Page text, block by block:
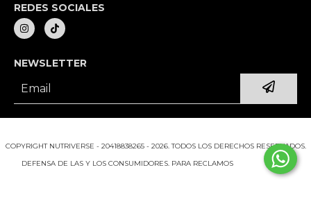
REDES SOCIALES
NEWSLETTER
COPYRIGHT NUTRIVERSE - 20418838265 - 2026. TODOS LOS DERECHOS RESERVADOS.
DEFENSA DE LAS Y LOS CONSUMIDORES. PARA RECLAMOS
INGRESÁ ACÁ.